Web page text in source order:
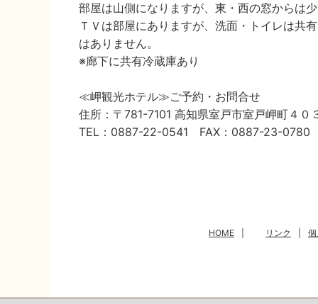
部屋は山側になりますが、東・西の窓からは
ＴＶは部屋にありますが、洗面・トイレは共
はありません。
※廊下に共有冷蔵庫あり
≪岬観光ホテル≫ご予約・お問合せ
住所：〒781-7101 高知県室戸市室戸岬町４０
TEL：0887-22-0541 FAX：0887-23-0780
HOME リンク